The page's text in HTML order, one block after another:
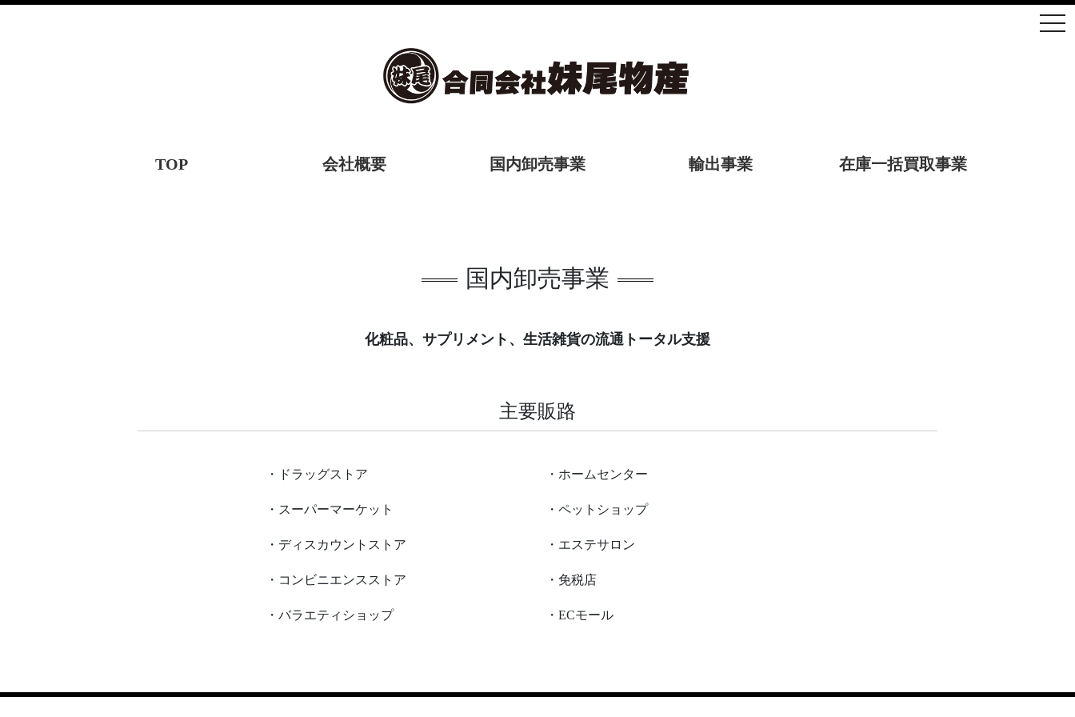
TOP 会社概要 国内卸売事業 輸出事業 在庫一括買取事業
国内卸売事業
化粧品、サプリメント、生活雑貨の流通トータル支援
主要販路
・ドラッグストア
・スーパーマーケット
・ディスカウントストア
・コンビニエンスストア
・バラエティショップ
・ホームセンター
・ペットショップ
・エステサロン
・免税店
・ECモール